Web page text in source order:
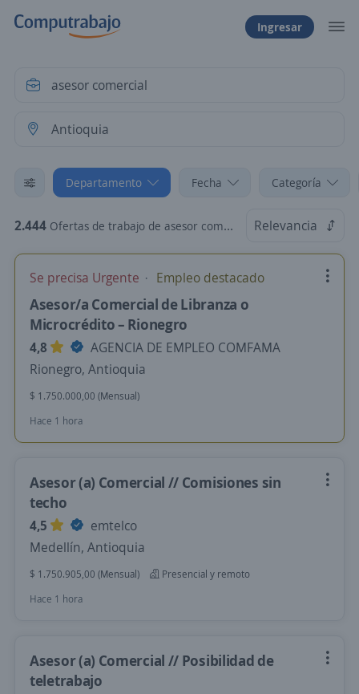
Ingresar
Departamento Fecha Categoría
2.444 Ofertas de trabajo de asesor comercial en Antioquia Relevancia
Se precisa Urgente Empleo destacado
Asesor/a Comercial de Libranza o
Microcrédito – Rionegro
4,8
AGENCIA DE EMPLEO COMFAMA
Rionegro, Antioquia
$ 1.750.000,00 (Mensual)
Hace 1 hora
Asesor (a) Comercial // Comisiones sin
techo
4,5
emtelco
Medellín, Antioquia
$ 1.750.905,00 (Mensual)
Presencial y remoto
Hace 1 hora
Asesor (a) Comercial // Posibilidad de
teletrabajo